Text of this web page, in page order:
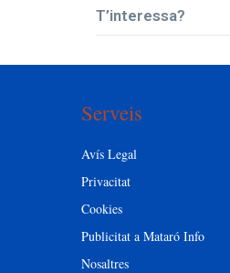
T’interessa?
Serveis
Avís Legal
Privacitat
Cookies
Publicitat a Mataró Info
Nosaltres